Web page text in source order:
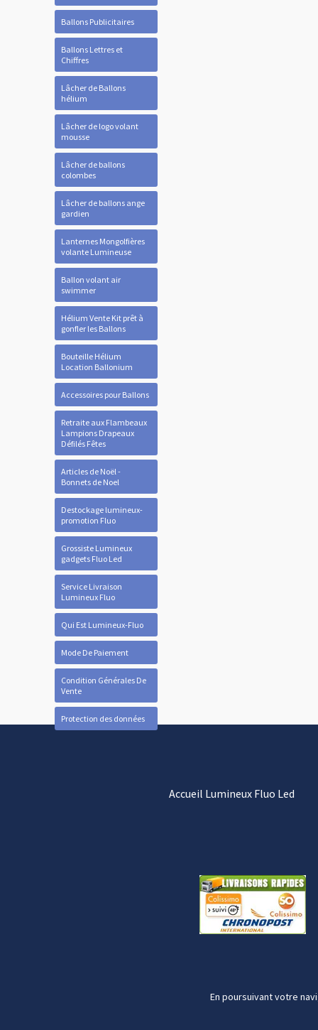
Ballons Publicitaires
Ballons Lettres et
Chiffres
Lâcher de Ballons
hélium
Lâcher de logo volant
mousse
Lâcher de ballons
colombes
Lâcher de ballons ange
gardien
Lanternes Mongolfières
volante Lumineuse
Ballon volant air
swimmer
Hélium Vente Kit prêt à
gonfler les Ballons
Bouteille Hélium
Location Ballonium
Accessoires pour Ballons
Retraite aux Flambeaux
Lampions Drapeaux
Défilés Fêtes
Articles de Noël -
Bonnets de Noel
Destockage lumineux-
promotion Fluo
Grossiste Lumineux
gadgets Fluo Led
Service Livraison
Lumineux Fluo
Qui Est Lumineux-Fluo
Mode De Paiement
Condition Générales De
Vente
Protection des données
Accueil Lumineux Fluo Led
En poursuivant votre